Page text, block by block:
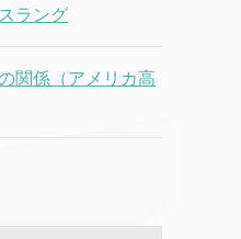
ラング
関係（アメリカ高